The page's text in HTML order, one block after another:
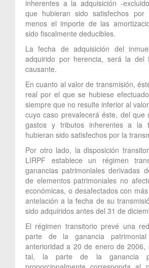
inherentes a la adquisición -
que hubieran sido satisfechos
menos el importe de las
sido fiscalmente deducibles.
La fecha de adquisición del
adquirido por herencia, será la del
causante.
En cuanto al valor de transmisión,
real por el que se hubiese
siempre que no resulte inferior al
cuyo caso prevalecerá éste, del que
gastos y tributos inherentes a la
hubieran sido satisfechos por la
Por otro lado, la disposición
LIRPF establece un régimen
ganancias patrimoniales derivadas
de elementos patrimoniales no
económicas, o desafectados con
antelación a la fecha de su
sido adquiridos antes del 31 de
El régimen transitorio prevé una
parte de la ganancia
anterioridad a 20 de enero de 2006,
tal, la parte de la ganancia